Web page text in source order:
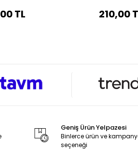
TL 210,00
Geniş Ürün Yelpazesi
Binlerce ürün ve
seçeneği